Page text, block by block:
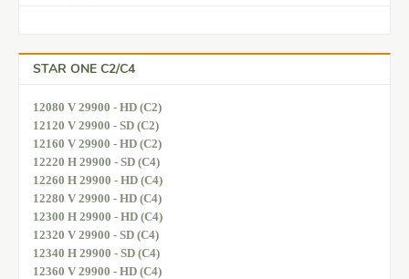
STAR ONE C2/C4
12080 V 29900 - HD (C2)
12120 V 29900 - SD (C2)
12160 V 29900 - HD (C2)
12220 H 29900 - SD (C4)
12260 H 29900 - HD (C4)
12280 V 29900 - HD (C4)
12300 H 29900 - HD (C4)
12320 V 29900 - SD (C4)
12340 H 29900 - SD (C4)
12360 V 29900 - HD (C4)